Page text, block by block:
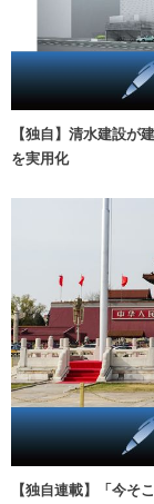
【独自】清水建設が
を実用化
【独自連載】「今